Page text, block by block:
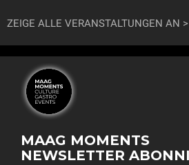
ZEIGE ALLE VERANSTALTUNGEN AN
MAAG MOMENTS
NEWSLETTER